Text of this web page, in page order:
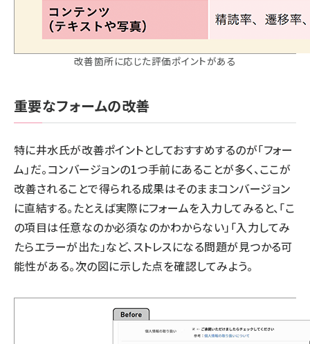
改善箇所に応じた評価ポイントがある
重要なフォームの改善
特に井水氏が改善ポイントとしておすすめするのが「フォー
ム」だ。コンバージョンの1つ手前にあることが多く、ここが
改善されることで得られる成果はそのままコンバージョン
に直結する。たとえば実際にフォームを入力してみると、「こ
の項目は任意なのか必須なのかわからない」「入力してみ
たらエラーが出た」など、ストレスになる問題が見つかる可
能性がある。次の図に示した点を確認してみよう。